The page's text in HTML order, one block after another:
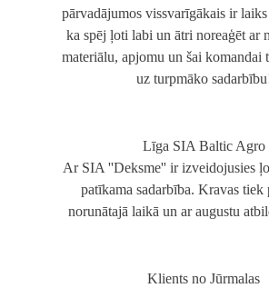
pārvadājumos vissvarīgākais ir
ka spēj ļoti labi un ātri noreaģēt ar
materiālu, apjomu un šai komandai
uz turpmāko
Līga SIA Baltic Agro
Ar SIA ''Deksme'' ir izveidojusies
patīkama sadarbība. Kravas tiek
norunātajā laikā un ar augustu
Klients no Jūrmalas